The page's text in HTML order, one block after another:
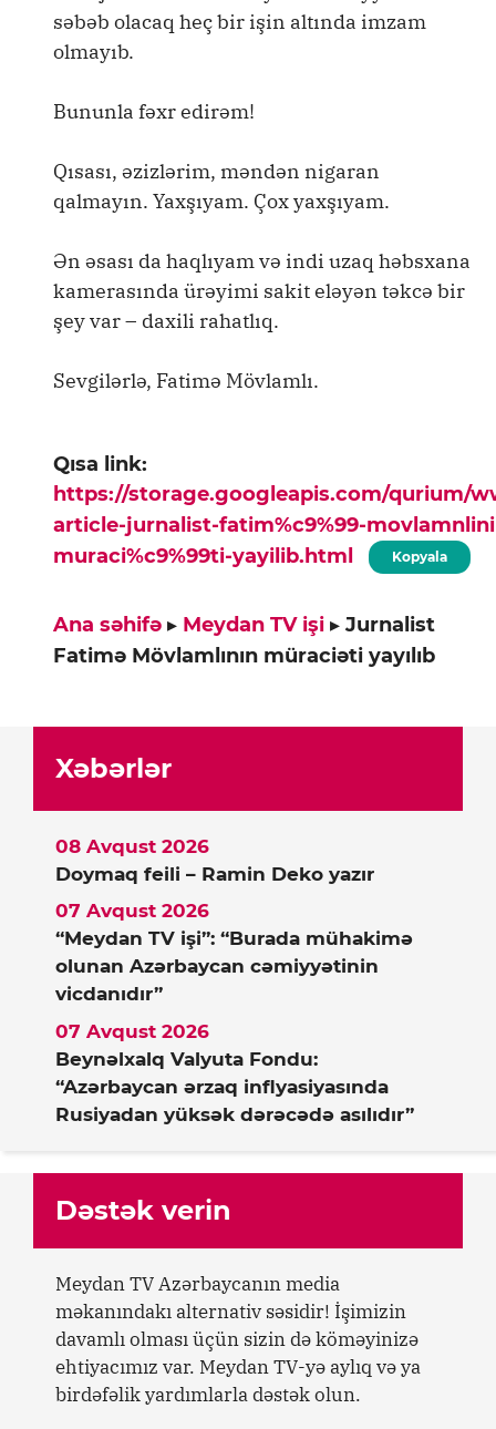
səbəb olacaq heç bir işin altında imzam
olmayıb.
Bununla fəxr edirəm!
Qısası, əzizlərim, məndən nigaran
qalmayın. Yaxşıyam. Çox yaxşıyam.
Ən əsası da haqlıyam və indi uzaq həbsxana
kamerasında ürəyimi sakit eləyən təkcə bir
şey var – daxili rahatlıq.
Sevgilərlə, Fatimə Mövlamlı.
Qısa link:
https://storage.googleapis.com/qurium/
article-jurnalist-fatim%c9%99-
muraci%c9%99ti-yayilib.html
Kopyala
Ana səhifə ▸ Meydan TV işi ▸ Jurnalist
Fatimə Mövlamlının müraciəti yayılıb
Xəbərlər
Doymaq feili – Ramin Deko yazır
08 Avqust 2026
“Meydan TV işi”: “Burada mühakimə
olunan Azərbaycan cəmiyyətinin
vicdanıdır”
07 Avqust 2026
Beynəlxalq Valyuta Fondu:
“Azərbaycan ərzaq inflyasiyasında
Rusiyadan yüksək dərəcədə asılıdır”
07 Avqust 2026
Dəstək verin
Meydan TV Azərbaycanın media
məkanındakı alternativ səsidir! İşimizin
davamlı olması üçün sizin də köməyinizə
ehtiyacımız var. Meydan TV-yə aylıq və ya
birdəfəlik yardımlarla dəstək olun.